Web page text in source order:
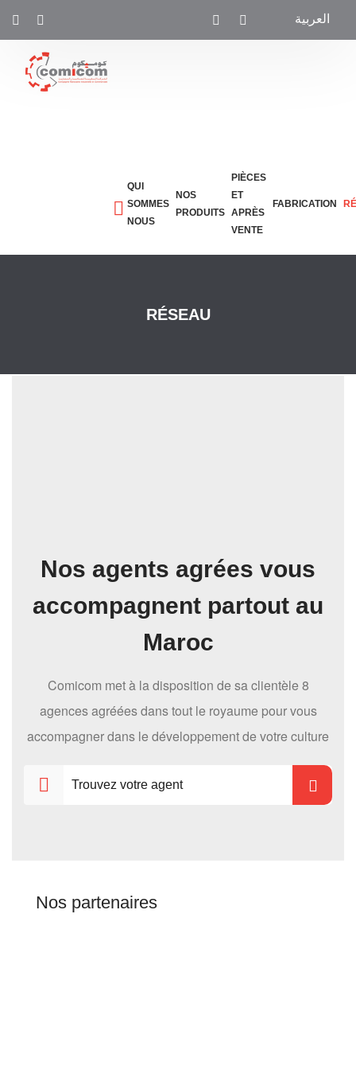
العربية
QUI
SOMMES
NOUS
NOS
PRODUITS
PIÈCES
ET
APRÈS
VENTE
FABRICATION
RÉSEAU
Nos agents agrées vous
accompagnent partout au
Maroc
Comicom met à la disposition de sa clientèle 8
agences agréées dans tout le royaume pour vous
accompagner dans le développement de votre culture
Nos partenaires